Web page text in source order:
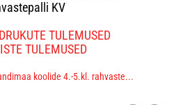
KV
TULEMUSED
TULEMUSED
koolide 4.-5.kl. rahvaste...